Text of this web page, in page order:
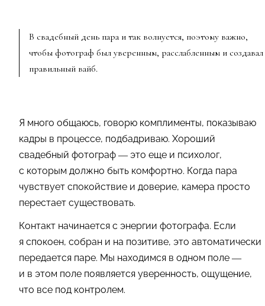
В свадебный день пара и так волнуется, поэтому важно,
чтобы фотограф был уверенным, расслабленным и создавал
правильный вайб.
Я много общаюсь, говорю комплименты, показываю
кадры в процессе, подбадриваю. Хороший
свадебный фотограф — это еще и психолог,
с которым должно быть комфортно. Когда пара
чувствует спокойствие и доверие, камера просто
перестает существовать.
Контакт начинается с энергии фотографа. Если
я спокоен, собран и на позитиве, это автоматически
передается паре. Мы находимся в одном поле —
и в этом поле появляется уверенность, ощущение,
что все под контролем.